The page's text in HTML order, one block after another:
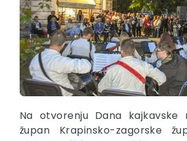
Na otvorenju Dana
župan Krapinsko-zagorske